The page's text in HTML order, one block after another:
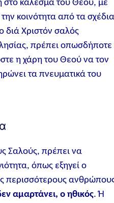
στο κάλεσμα του Θεού, με
κοινότητα από τα
διά Χριστόν σαλός
πρέπει οπωσδήποτε
η χάρη του Θεού να τον
τα πνευματικά του
Σαλούς, πρέπει να
όπως εξηγεί ο
περισσότερους
αμαρτάνει, ο ηθικός. Ή